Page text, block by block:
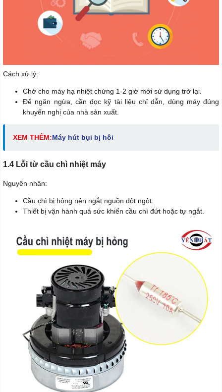
Cách xử lý:
Chờ cho máy hạ nhiệt chừng 1-2 giờ mới sử dụng trở lại.
Để ngăn ngừa, cần đọc kỹ tài liệu chỉ dẫn, dùng máy đúng
khuyến nghị của nhà sản xuất.
XEM THÊM:Máy hút bụi bị hôi
1.4 Lỗi từ cầu chì nhiệt máy
Nguyên nhân:
Cầu chì bị hỏng nên ngắt nguồn đột ngột.
Thiết bị vận hành quá sức khiến cầu chì đứt hoặc tự ngắt.